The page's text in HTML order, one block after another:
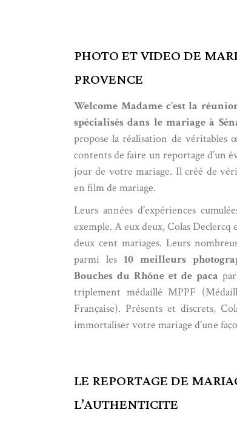
PHOTO ET VIDEO DE
PROVENCE
Welcome Madame c’est la
spécialisés dans le mariage à
propose la réalisation de véritables
contents de faire un reportage d’un
jour de votre mariage. Il créé de
en film de mariage.
Leurs années d’expériences
exemple. A eux deux,Colas Declercq
deux cent mariages. Leurs
parmi les 10 meilleurs
Bouches du Rhône et de paca
triplement médaillé MPPF
Française). Présents et discrets,
immortaliser votre mariage d’une
LE REPORTAGE DE
L’AUTHENTICITE